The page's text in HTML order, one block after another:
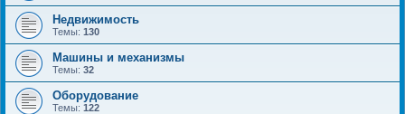
Недвижимость
Темы: 130
Машины и механизмы
Темы: 32
Оборудование
Темы: 122